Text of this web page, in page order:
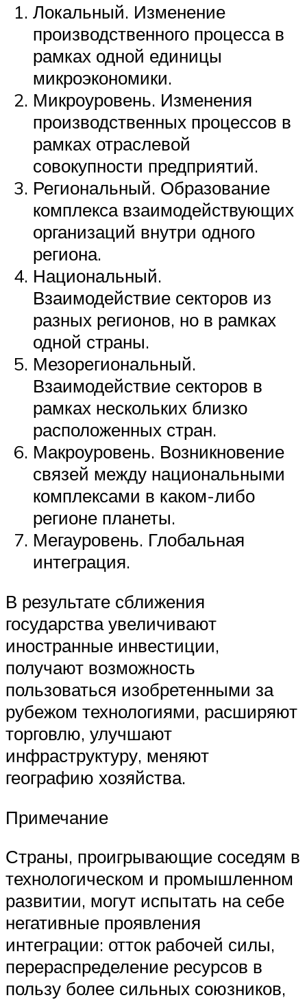
Локальный. Изменение
производственного процесса в
рамках одной единицы
микроэкономики.
Микроуровень. Изменения
производственных процессов в
рамках отраслевой
совокупности предприятий.
Региональный. Образование
комплекса взаимодействующих
организаций внутри одного
региона.
Национальный.
Взаимодействие секторов из
разных регионов, но в рамках
одной страны.
Мезорегиональный.
Взаимодействие секторов в
рамках нескольких близко
расположенных стран.
Макроуровень. Возникновение
связей между национальными
комплексами в каком-либо
регионе планеты.
Мегауровень. Глобальная
интеграция.
В результате сближения
государства увеличивают
иностранные инвестиции,
получают возможность
пользоваться изобретенными за
рубежом технологиями, расширяют
торговлю, улучшают
инфраструктуру, меняют
географию хозяйства.
Примечание
Страны, проигрывающие соседям в
технологическом и промышленном
развитии, могут испытать на себе
негативные проявления
интеграции: отток рабочей силы,
перераспределение ресурсов в
пользу более сильных союзников,